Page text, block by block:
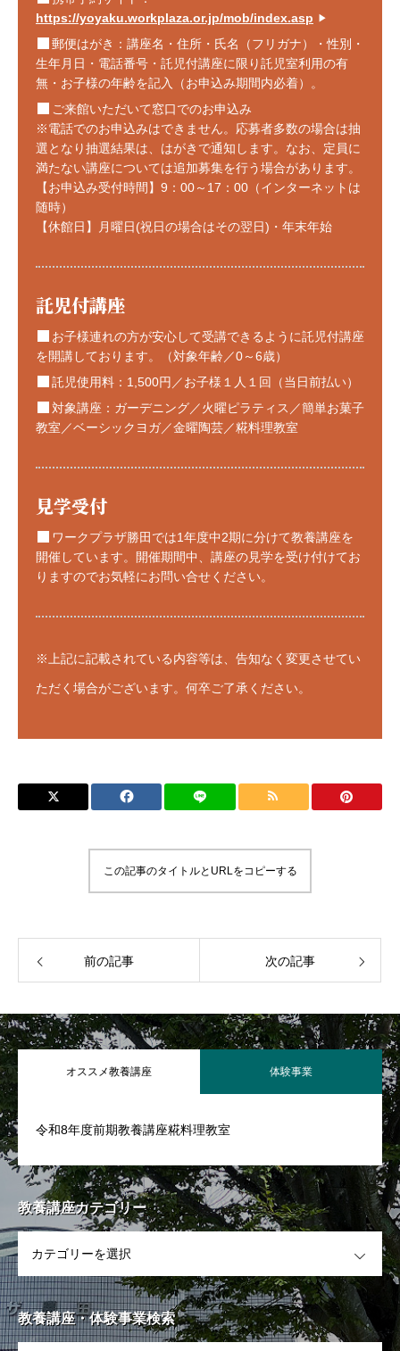
https://yoyaku.workplaza.or.jp/mob/index.asp
▶
郵便はがき：講座名・住所・氏名（フリガナ）・性別・
生年月日・電話番号・託児付講座に限り託児室利用の有
無・お子様の年齢を記入（お申込み期間内必着）。
ご来館いただいて窓口でのお申込み
※電話でのお申込みはできません。応募者多数の場合は抽
選となり抽選結果は、はがきで通知します。なお、定員に
満たない講座については追加募集を行う場合があります。
【お申込み受付時間】9：00～17：00（インターネットは
随時）
【休館日】月曜日(祝日の場合はその翌日)・年末年始
託児付講座
お子様連れの方が安心して受講できるように託児付講座
を開講しております。（対象年齢／0～6歳）
託児使用料：1,500円／お子様１人１回（当日前払い）
対象講座：ガーデニング／火曜ピラティス／簡単お菓子
教室／ベーシックヨガ／金曜陶芸／糀料理教室
見学受付
ワークプラザ勝田では1年度中2期に分けて教養講座を
開催しています。開催期間中、講座の見学を受け付けてお
りますのでお気軽にお問い合せください。
※上記に記載されている内容等は、告知なく変更させてい
ただく場合がございます。何卒ご了承ください。
この記事のタイトルとURLをコピーする
前の記事 次の記事
オススメ教養講座 体験事業
令和8年度前期教養講座糀料理教室
教養講座カテゴリー
教養講座・体験事業検索